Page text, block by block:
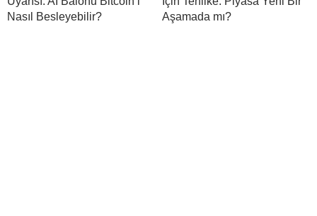
Nasıl Besleyebilir?
Aşamada mı?